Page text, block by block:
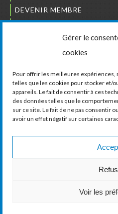
Gérer le
cookies
Pour offrir les meilleures expériences,
telles que les cookies pour stocker et/
appareils. Le fait de consentir à ces
des données telles que le
sur ce site. Le fait de ne pas consentir
avoir un effet négatif sur certaines
Voir les
DEVENIR MEMBRE
NOUS JOINDRE
L’ORDRE DES BÂTISSEURS
LA CHAMBRE DE
DE VAUDREUIL-
11, boul. de la Cité-des-